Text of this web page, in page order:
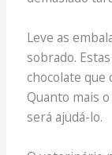
Leve as
sobrado.
chocolate que
Quanto mais
será ajudá-lo.